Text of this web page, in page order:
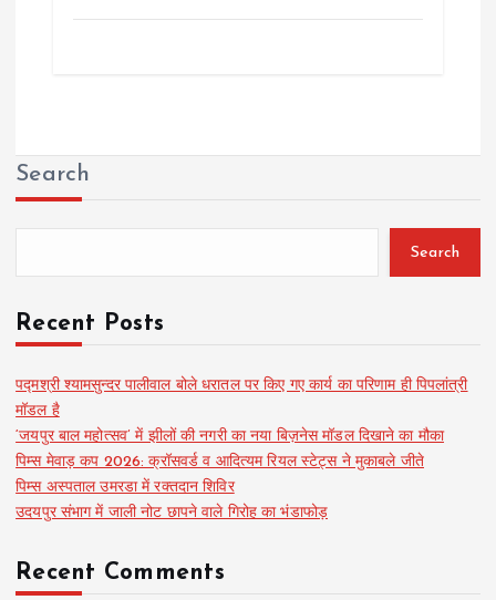
Search
Search
Recent Posts
पद्मश्री श्यामसुन्दर पालीवाल बोले धरातल पर किए गए कार्य का परिणाम ही पिपलांत्री
मॉडल है
‘जयपुर बाल महोत्सव’ में झीलों की नगरी का नया बिज़नेस मॉडल दिखाने का मौका
पिम्स मेवाड़ कप 2026: क्रॉसवर्ड व आदित्यम रियल स्टेट्स ने मुकाबले जीते
पिम्स अस्पताल उमरडा में रक्तदान शिविर
उदयपुर संभाग में जाली नोट छापने वाले गिरोह का भंडाफोड़
Recent Comments